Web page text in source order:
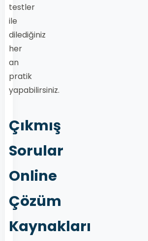
testler
ile
dilediğiniz
her
an
pratik
yapabilirsiniz.
Çıkmış
Sorular
Online
Çözüm
Kaynakları